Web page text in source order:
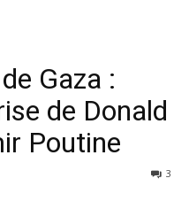
Gaza :
de Donald
Poutine
3